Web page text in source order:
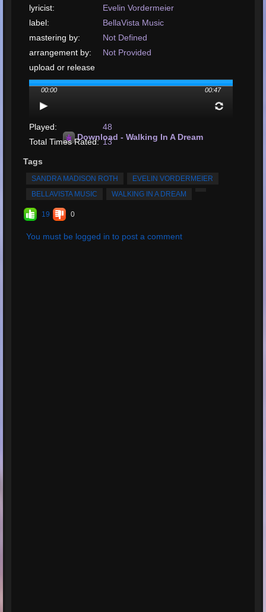
lyricist:
Evelin Vordermeier
label:
BellaVista Music
mastering by:
Not Defined
arrangement by:
Not Provided
upload or release
date:
September, 2020
Total Times
Played:
48
Total Times Rated: 13
00:00 00:47
Download - Walking In A Dream
Tags
SANDRA MADISON ROTH
EVELIN VORDERMEIER
BELLAVISTA MUSIC
WALKING IN A DREAM
19 0
You must be logged in to post a comment